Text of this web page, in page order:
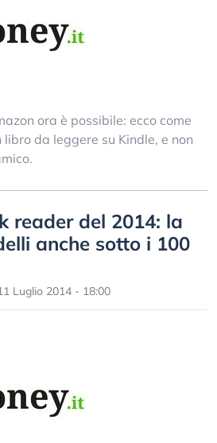
ora è possibile: ecco come
da leggere su Kindle, e non
reader del 2014: la
anche sotto i 100
Luglio 2014 - 18:00